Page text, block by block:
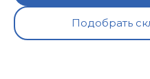
Подобрать